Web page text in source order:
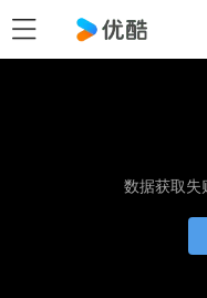
数据获取失